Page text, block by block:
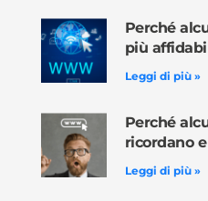
Perché
più
Leggi di più »
Perché
ricordano
Leggi di più »